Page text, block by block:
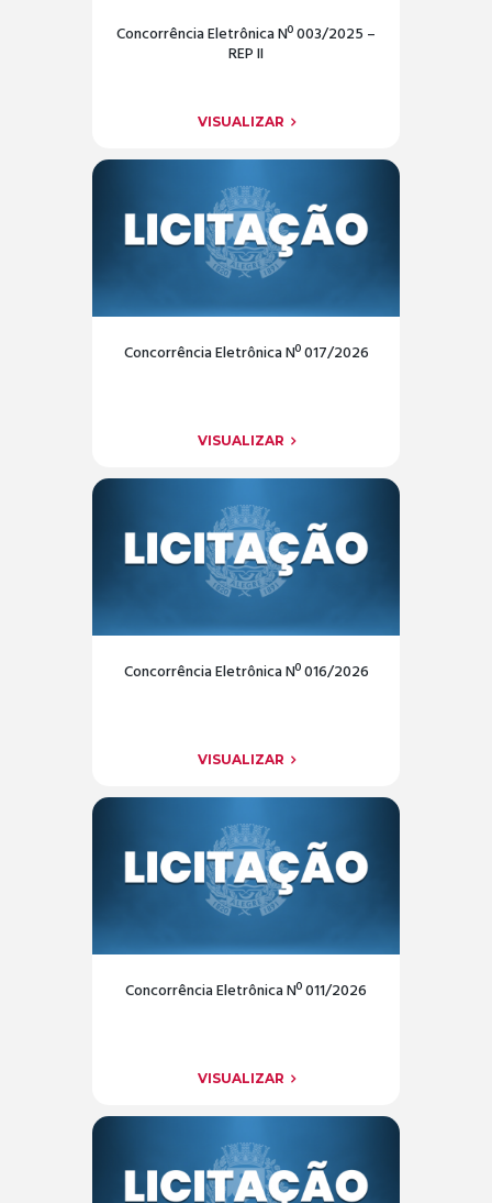
Concorrência Eletrônica Nº 003/2025 –
REP II
VISUALIZAR
Concorrência Eletrônica Nº 017/2026
VISUALIZAR
Concorrência Eletrônica Nº 016/2026
VISUALIZAR
Concorrência Eletrônica Nº 011/2026
VISUALIZAR